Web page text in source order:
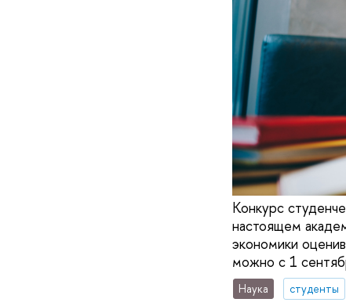
Конкурс
настоящем
экономики
можно с 1
Наука студенты